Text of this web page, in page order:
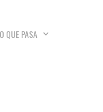
QUE PASA